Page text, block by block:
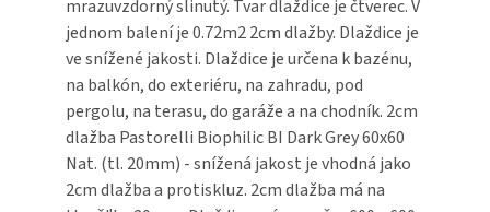
mrazuvzdorný slinutý. Tvar dlaždice je čtverec. V
jednom balení je 0.72m2 2cm dlažby. Dlaždice je
ve snížené jakosti. Dlaždice je určena k bazénu,
na balkón, do exteriéru, na zahradu, pod
pergolu, na terasu, do garáže a na chodník. 2cm
dlažba Pastorelli Biophilic BI Dark Grey 60x60
Nat. (tl. 20mm) - snížená jakost je vhodná jako
2cm dlažba a protiskluz. 2cm dlažba má na